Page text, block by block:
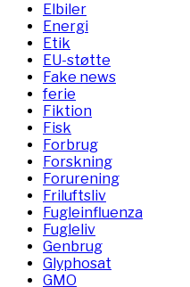
Elbiler
Energi
Etik
EU-støtte
Fake news
ferie
Fiktion
Fisk
Forbrug
Forskning
Forurening
Friluftsliv
Fugleinfluenza
Fugleliv
Genbrug
Glyphosat
GMO